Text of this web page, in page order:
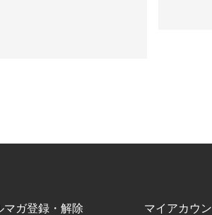
マガ登録・解除 マイアカウ